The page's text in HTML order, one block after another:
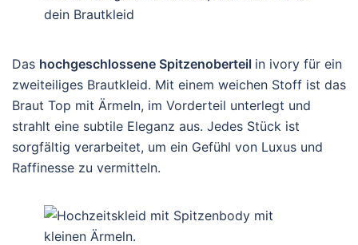
Das hochgeschlossene Spitzenoberteil in ivory für ein
zweiteiliges Brautkleid. Mit einem weichen Stoff ist das
Braut Top mit Ärmeln, im Vorderteil unterlegt und
strahlt eine subtile Eleganz aus. Jedes Stück ist
sorgfältig verarbeitet, um ein Gefühl von Luxus und
Raffinesse zu vermitteln.